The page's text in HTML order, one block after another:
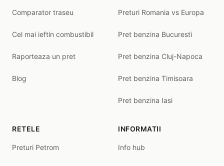
Comparator traseu
Cel mai ieftin combustibil
Raporteaza un pret
Blog
Preturi Romania vs Europa
Pret benzina Bucuresti
Pret benzina Cluj-Napoca
Pret benzina Timisoara
Pret benzina Iasi
RETELE
Preturi Petrom
INFORMATII
Info hub